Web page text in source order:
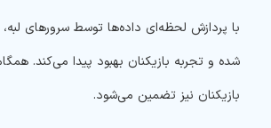
با پردازش لحظه‌ای داده‌ها توسط سرورهای لبه،
شده و تجربه بازیکنان بهبود پیدا می‌کند.
بازیکنان نیز تضمین می‌شود.